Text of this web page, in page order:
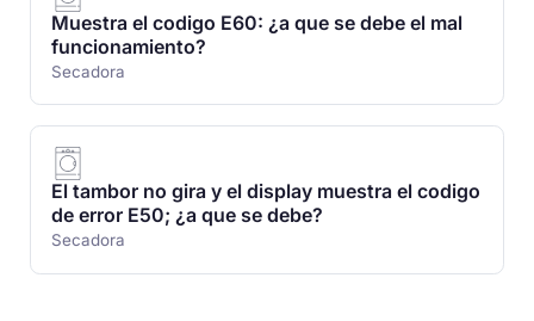
Muestra el codigo E60: ¿a que se debe el mal
funcionamiento?
Secadora
El tambor no gira y el display muestra el codigo
de error E50; ¿a que se debe?
Secadora